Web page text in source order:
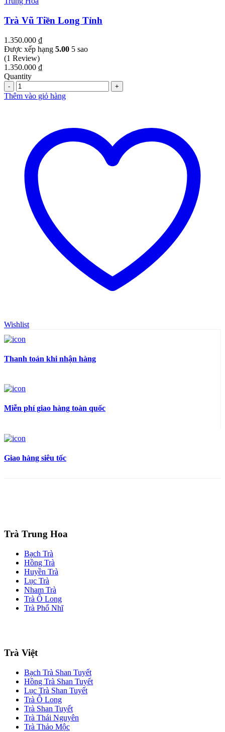
Trà Vũ Tiền Long Tỉnh
1.350.000 ₫
Được xếp hạng 5.00 5 sao
(1 Review)
1.350.000 ₫
Quantity
Quantity
Thêm vào giỏ hàng
Wishlist
Thanh toán khi nhận hàng
Miễn phí giao hàng toàn quốc
Giao hàng siêu tốc
Trà Trung Hoa
Bạch Trà
Hồng Trà
Huyền Trà
Lục Trà
Nham Trà
Trà Ô Long
Trà Phổ Nhĩ
Trà Việt
Bạch Trà Shan Tuyết
Hồng Trà Shan Tuyết
Lục Trà Shan Tuyết
Trà Ô Long
Trà Shan Tuyết
Trà Thái Nguyên
Trà Thảo Mộc